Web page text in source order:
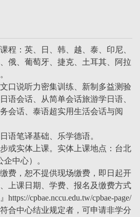
程：英、日、韩、越、泰、印尼、
俄、葡萄牙、捷克、土耳其、阿拉
口说听力密集训练、新制多益测验
语会话、从简单会话旅游学日语、
会话、泰语超实用生活会话与阅
语笔译基础、乐学德语。
或实体上课。实体上课地点：台北
中心）。
费，恕不提供现场缴费，即日起开
上课日期、学费、报名及缴费方式
cpbae.nccu.edu.tw/cpbae-page/
合中心结业规定者，可申请非学分